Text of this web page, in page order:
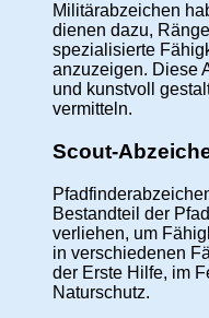
Militärabzeichen
dienen dazu,
spezialisierte
anzuzeigen. Diese
und kunstvoll
vermitteln.
Scout-
Bestandteil der
verliehen, um
in verschiedenen
der Erste Hilfe, im
Naturschutz.